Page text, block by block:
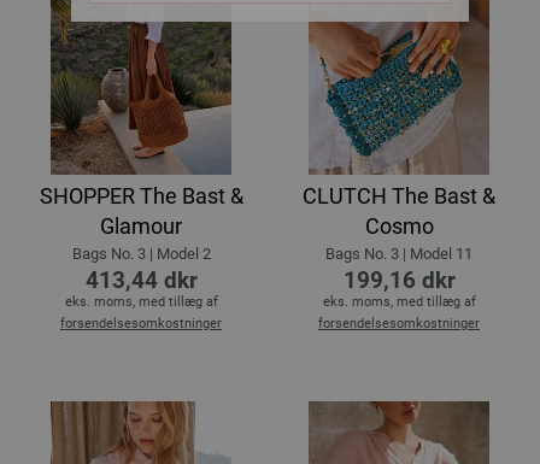
SHOPPER The Bast &
Glamour
Bags No. 3 | Model 2
413,44 dkr
eks. moms, med tillæg af
forsendelsesomkostninger
CLUTCH The Bast &
Cosmo
Bags No. 3 | Model 11
199,16 dkr
eks. moms, med tillæg af
forsendelsesomkostninger